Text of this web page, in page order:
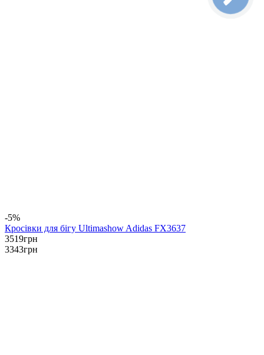
-5%
Кросівки для бігу Ultimashow Adidas FX3637
3519грн
3343грн